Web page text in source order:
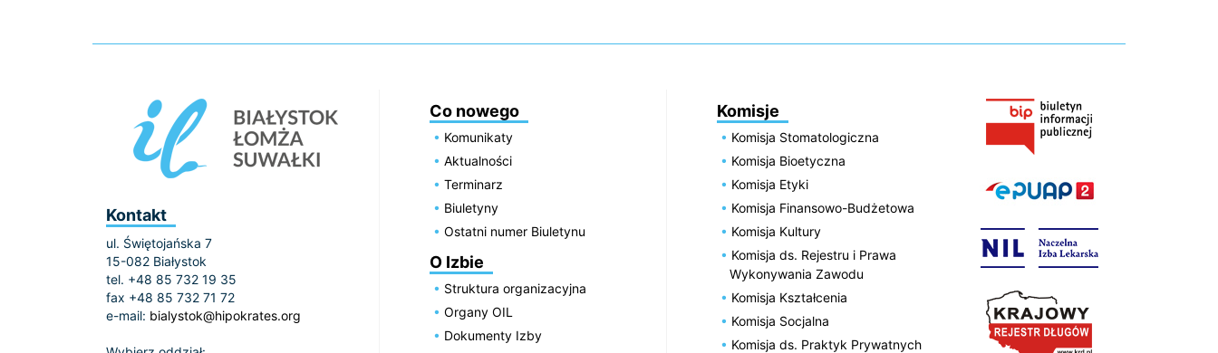
Kontakt
ul. Świętojańska 7
15-082 Białystok
tel. +48 85 732 19 35
fax +48 85 732 71 72
e-mail: bialystok@hipokrates.org
Co nowego
Komunikaty
Aktualności
Terminarz
Biuletyny
Ostatni numer Biuletynu
O Izbie
Struktura organizacyjna
Organy OIL
Dokumenty Izby
Komisje
Komisja Stomatologiczna
Komisja Bioetyczna
Komisja Etyki
Komisja Finansowo-Budżetowa
Komisja Kultury
Komisja ds. Rejestru i Prawa
Wykonywania Zawodu
Komisja Kształcenia
Komisja Socjalna
Komisja ds. Praktyk Prywatnych